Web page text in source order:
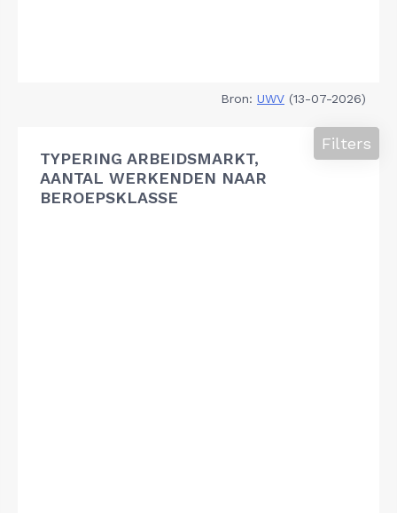
Bron: UWV (13-07-2026)
TYPERING ARBEIDSMARKT,
AANTAL WERKENDEN NAAR
BEROEPSKLASSE
Filters